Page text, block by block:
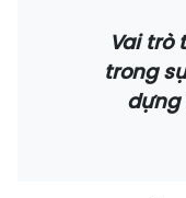
Vai trò
trong
dựng